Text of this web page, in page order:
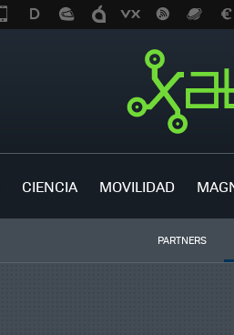
CIENCIA MOVILIDAD
PARTNERS